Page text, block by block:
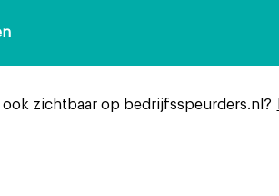
ook zichtbaar op bedrijfsspeurders.nl?